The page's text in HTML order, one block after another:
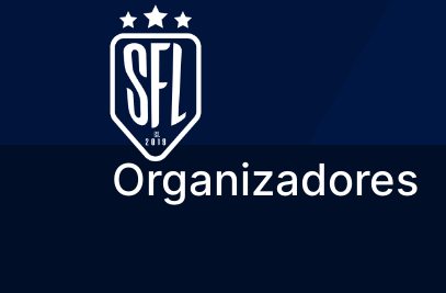
Organizadores